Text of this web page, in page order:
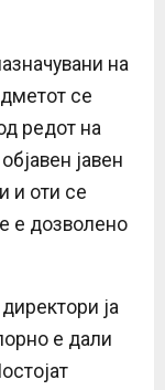
на
се
редот на
јавен
и оти се
е дозволено
ја
е дали